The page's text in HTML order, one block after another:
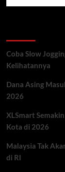
Resmi
PHEV
Teknologi
Coba Slow
Kelihatannya
Dana Asing
2026
XLSmart
Kota di 2026
Malaysia Tak
di RI